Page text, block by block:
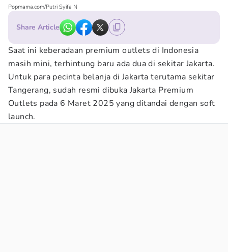
Popmama.com/Putri Syifa N
Share Article
Saat ini keberadaan premium outlets di Indonesia
masih mini, terhintung baru ada dua di sekitar Jakarta.
Untuk para pecinta belanja di Jakarta terutama sekitar
Tangerang, sudah resmi dibuka Jakarta Premium
Outlets pada 6 Maret 2025 yang ditandai dengan soft
launch.